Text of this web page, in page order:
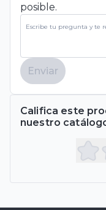
posible.
Enviar
Califica este
nuestro